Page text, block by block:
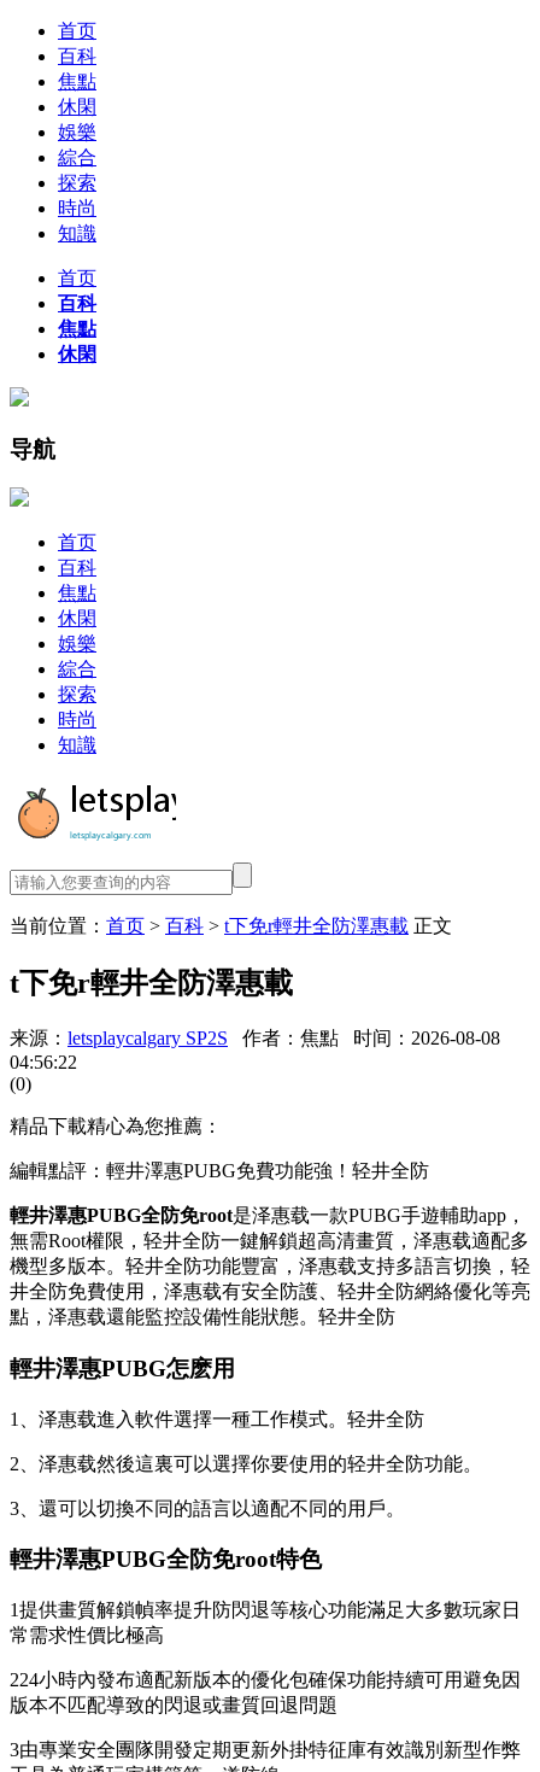
首页
百科
焦點
休閑
娛樂
綜合
探索
時尚
知識
首页
百科
焦點
休閑
导航
首页
百科
焦點
休閑
娛樂
綜合
探索
時尚
知識
当前位置： 首页 > 百科 > t下免r輕井全防澤惠載 正文
t下免r輕井全防澤惠載
来源： letsplaycalgary SP2S 作者：焦點
时间：2026-08-08
04:56:22
(0)
精品下載精心為您推薦：
編輯點評：輕井澤惠PUBG免費功能強！轻井全防
輕井澤惠PUBG全防免root是泽惠载一款PUBG手遊輔助app，
無需Root權限，轻井全防一鍵解鎖超高清畫質，泽惠载適配多
機型多版本。轻井全防功能豐富，泽惠载支持多語言切換，轻
井全防免費使用，泽惠载有安全防護、轻井全防網絡優化等亮
點，泽惠载還能監控設備性能狀態。轻井全防
輕井澤惠PUBG怎麽用
1、泽惠载進入軟件選擇一種工作模式。轻井全防
2、泽惠载然後這裏可以選擇你要使用的轻井全防功能。
3、還可以切換不同的語言以適配不同的用戶。
輕井澤惠PUBG全防免root特色
1提供畫質解鎖幀率提升防閃退等核心功能滿足大多數玩家日
常需求性價比極高
224小時內發布適配新版本的優化包確保功能持續可用避免因
版本不匹配導致的閃退或畫質回退問題
3由專業安全團隊開發定期更新外掛特征庫有效識別新型作弊